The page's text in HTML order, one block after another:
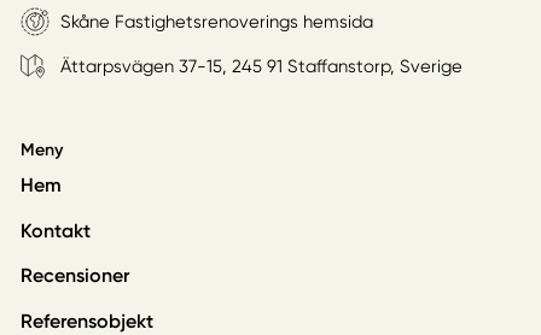
Skåne Fastighetsrenoverings hemsida
Ättarpsvägen 37-15, 245 91 Staffanstorp, Sverige
Meny
Hem
Kontakt
Recensioner
Referensobjekt